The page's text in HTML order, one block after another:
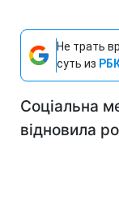
Не трать
суть из
Соціальна
відновила